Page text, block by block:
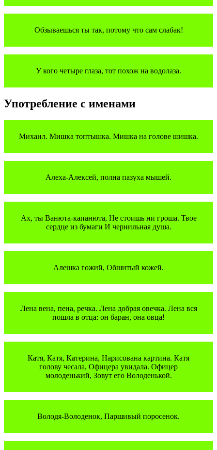
Обзываешься ты так, потому что сам слабак!
У кого четыре глаза, тот похож на водолаза.
Употребление с именами
Михаил. Мишка топтышка. Мишка на голове шишка.
Алеха-Алексей, полна пазуха мышей.
Ах, ты Ванюта-капанюта, Не стоишь ни гроша. Твое
сердце из бумаги И чернильная душа.
Алешка гожий, Обшитый кожей.
Лена вена, пена, речка. Лена добрая овечка. Лена вся
пошла в отца: он баран, она овца!
Катя, Катя, Катерина, Нарисована картина. Катя
голову чесала, Офицера увидала. Офицер
молоденький, Зовут его Володенькой.
Володя-Володенок, Паршивый поросенок.